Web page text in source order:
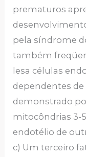
prematuros
pela síndrome
também
lesa células
dependentes
demonstrado
mitocôndrias 3-
endotélio de
c) Um terceiro